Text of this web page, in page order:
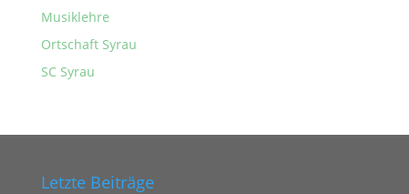
Musiklehre
Ortschaft Syrau
SC Syrau
Letzte Beiträge